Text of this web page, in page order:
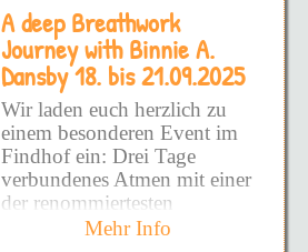
aufzudecken!
Alle Facetten von DIR
zeigen zu wollen!
DEINEN inneren Frieden
zu fühlen!
Und vielleicht hast du schon
so viel versucht - Bücher -
Podcast - Kurse - UND
Dauerhaften Befreiung.
Schmerzhafte Prägungen
sowie hinderliche Glaubens-
und Verhaltensmuster werden
wirksam und nachhaltig
gelöst und es entsteht Raum
die eigene Vitalität wieder
voll und ganz zu spüren.
A deep Breathwork
Journey with Binnie A.
Dansby 18. bis 21.09.2025
Wir laden euch herzlich zu
einem besonderen Event im
Findhof ein: Drei Tage
verbundenes Atmen mit einer
der renommiertesten
Atemtherapeutinnen –
Mehr Info